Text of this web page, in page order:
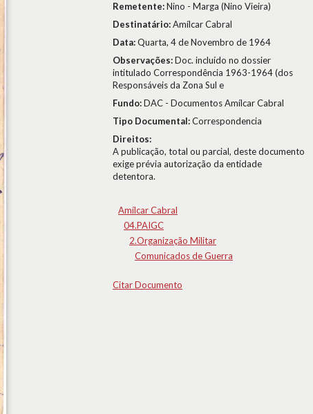
Remetente:Nino - Marga (Nino Vieira)
Destinatário:Amílcar Cabral
Data:Quarta, 4 de Novembro de 1964
Observações:Doc. incluído no dossier
intitulado Correspondência 1963-1964 (dos
Responsáveis da Zona Sul e
Fundo:DAC - Documentos Amílcar Cabral
Tipo Documental:Correspondencia
Direitos:
A publicação, total ou parcial, deste documento
exige prévia autorização da entidade
detentora.
Amílcar Cabral
04.PAIGC
2.Organização Militar
Comunicados de Guerra
Citar Documento